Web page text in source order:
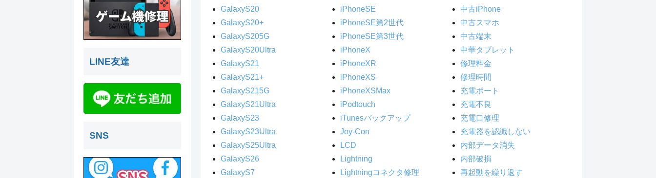
GalaxyS20
GalaxyS20+
GalaxyS205G
GalaxyS20Ultra
GalaxyS21
GalaxyS21+
GalaxyS215G
GalaxyS21Ultra
GalaxyS23
GalaxyS23Ultra
GalaxyS25Ultra
GalaxyS26
GalaxyS7
iPhoneSE
iPhoneSE第2世代
iPhoneSE第3世代
iPhoneX
iPhoneXR
iPhoneXS
iPhoneXSMax
iPodtouch
iTunesバックアップ
Joy-Con
LCD
Lightning
Lightningコネクタ修理
中古iPhone
中古スマホ
中古端末
中華タブレット
修理料金
修理時間
充電ポート
充電不良
充電口修理
充電器を認識しない
内部データ消失
内部破損
再起動を繰り返す
LINE友達
SNS